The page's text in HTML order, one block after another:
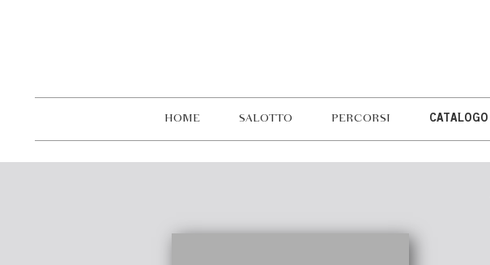
HOME SALOTTO PERCORSI CATALOGO